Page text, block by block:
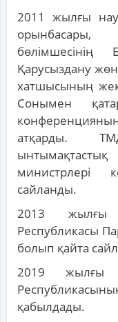
2011 жылғы
бөлімшесінің
Қарусыздану
хатшысының
Сонымен
атқарды.
министрлері
сайланды.
2013 жылғы
Республикасы
болып қайта
2019 жылғы
қабылдады.